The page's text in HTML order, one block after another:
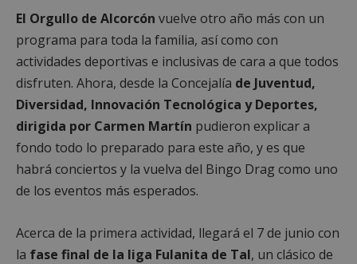
El Orgullo de Alcorcón vuelve otro año más con un
programa para toda la familia, así como con
actividades deportivas e inclusivas de cara a que todos
disfruten. Ahora, desde la Concejalía de Juventud,
Diversidad, Innovación Tecnológica y Deportes,
dirigida por Carmen Martín pudieron explicar a
fondo todo lo preparado para este año, y es que
habrá conciertos y la vuelva del Bingo Drag como uno
de los eventos más esperados.
Acerca de la primera actividad, llegará el 7 de junio con
la fase final de la liga Fulanita de Tal, un clásico de